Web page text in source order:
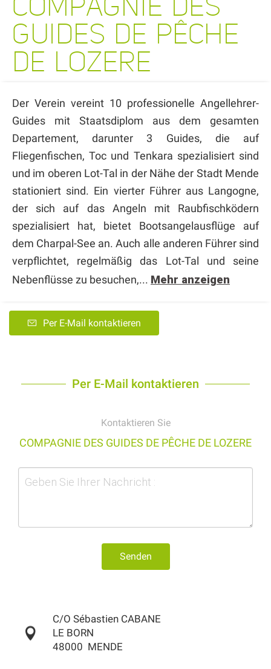
COMPAGNIE DES
GUIDES DE PÊCHE
DE LOZERE
Der Verein vereint 10 professionelle Angellehrer-
Guides mit Staatsdiplom aus dem gesamten
Departement, darunter 3 Guides, die auf
Fliegenfischen, Toc und Tenkara spezialisiert sind
und im oberen Lot-Tal in der Nähe der Stadt Mende
stationiert sind. Ein vierter Führer aus Langogne,
der sich auf das Angeln mit Raubfischködern
spezialisiert hat, bietet Bootsangelausflüge auf
dem Charpal-See an. Auch alle anderen Führer sind
verpflichtet, regelmäßig das Lot-Tal und seine
Nebenflüsse zu besuchen,... Mehr anzeigen
Per E-Mail kontaktieren
Per E-Mail kontaktieren
Kontaktieren Sie
COMPAGNIE DES GUIDES DE PÊCHE DE LOZERE
Senden
C/O Sébastien CABANE
LE BORN
48000 MENDE